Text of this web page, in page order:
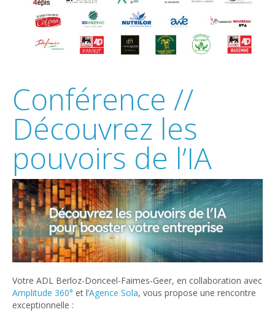
Conférence //
Découvrez les
pouvoirs de l’IA
Votre ADL Berloz-Donceel-Faimes-Geer, en collaboration avec
Amplitude 360° et l’Agence Sola, vous propose une rencontre
exceptionnelle :